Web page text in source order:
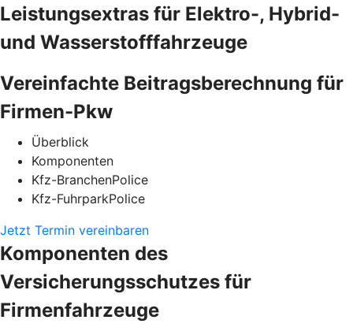
Leistungsextras für Elektro-, Hybrid-
und Wasserstofffahrzeuge
Vereinfachte Beitragsberechnung für
Firmen-Pkw
Überblick
Komponenten
Kfz-BranchenPolice
Kfz-FuhrparkPolice
Jetzt Termin vereinbaren
Komponenten des
Versicherungsschutzes für
Firmenfahrzeuge